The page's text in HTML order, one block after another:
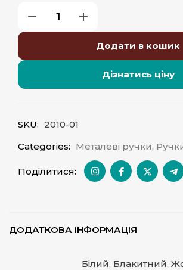
Додати в кошик
Дізнатись ціну
SKU: 2010-01
Categories: Металеві ручки,
Поділитися:
ДОДАТКОВА ІНФОРМАЦІЯ
Білий, Блакитний,